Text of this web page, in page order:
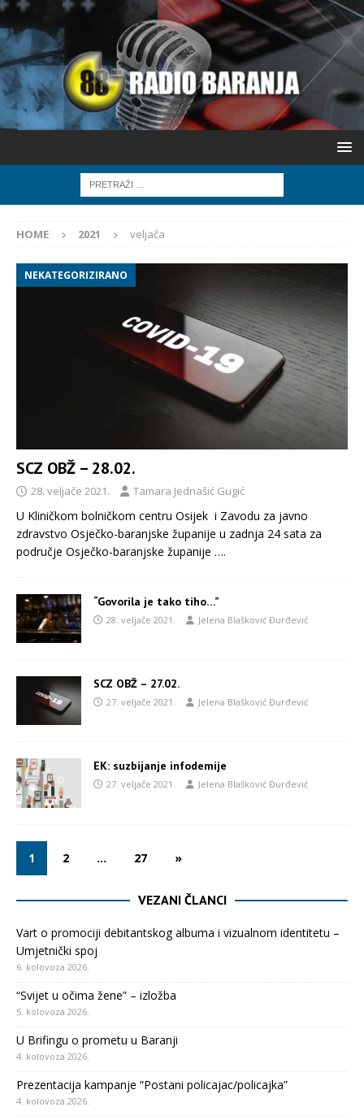
HOME 2021 veljača
NEKATEGORIZIRANO
SCZ OBŽ – 28.02.
28. veljače 2021. Tamara Jednašić Gugić
U Kliničkom bolničkom centru Osijek i Zavodu za javno
zdravstvo Osječko-baranjske županije u zadnja 24 sata za
područje Osječko-baranjske županije ….
“Govorila je tako tiho…”
28. veljače 2021. Jelena Blašković Đurđević
SCZ OBŽ – 27.02.
27. veljače 2021. Jelena Blašković Đurđević
EK: suzbijanje infodemije
27. veljače 2021. Jelena Blašković Đurđević
1 2 … 27 »
VEZANI ČLANCI
Vart o promociji debitantskog albuma i vizualnom identitetu –
Umjetnički spoj
6. kolovoza 2026.
“Svijet u očima žene” – izložba
5. kolovoza 2026.
U Brifingu o prometu u Baranji
4. kolovoza 2026.
Prezentacija kampanje “Postani policajac/policajka”
4. kolovoza 2026.